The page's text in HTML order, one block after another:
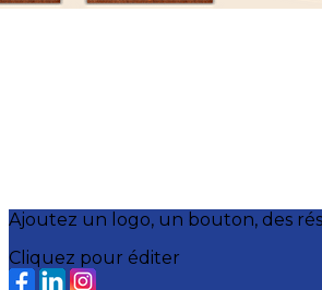
Ajoutez un logo, un bouton, des
Cliquez pour éditer